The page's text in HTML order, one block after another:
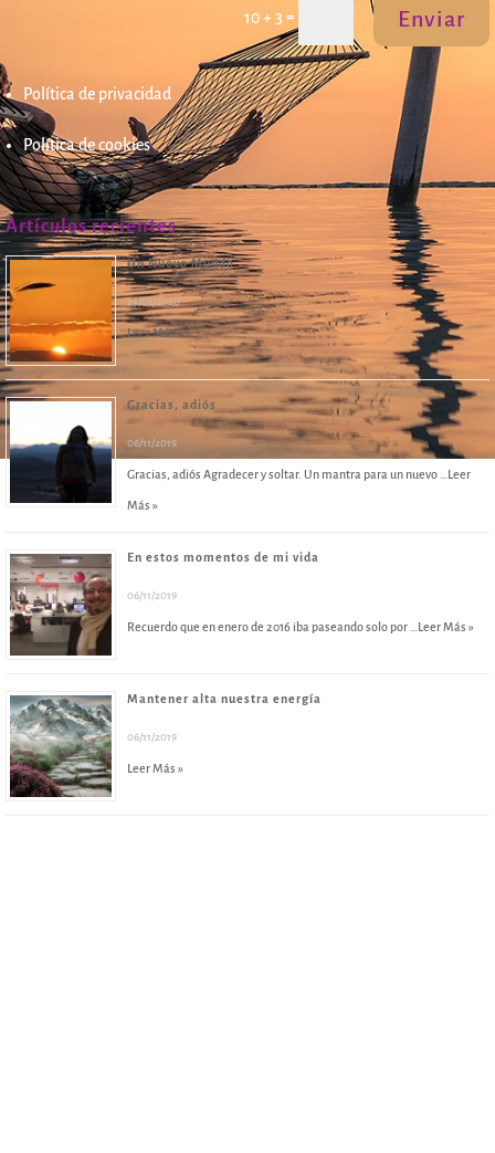
10 + 3 = Enviar
Política de privacidad
Política de cookies
Artículos recientes
Un Nuevo Mundo
23/01/2020
Leer Más »
Gracias, adiós
06/11/2019
Gracias, adiós Agradecer y soltar. Un mantra para un nuevo … Leer
Más »
En estos momentos de mi vida
06/11/2019
Recuerdo que en enero de 2016 iba paseando solo por … Leer Más »
Mantener alta nuestra energía
06/11/2019
Leer Más »